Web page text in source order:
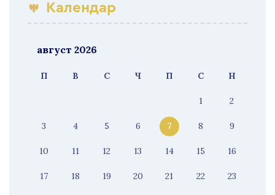
Календар
август 2026
П В С Ч П С Н
1 2
3 4 5 6 7 8 9
10 11 12 13 14 15 16
17 18 19 20 21 22 23